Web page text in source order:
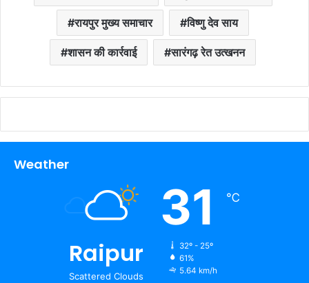
रायपुर मुख्य समाचार विष्णु देव साय
शासन की कार्रवाई सारंगढ़ रेत उत्खनन
Weather
Raipur
Scattered Clouds
31 ℃
32º - 25º
61%
5.64 km/h